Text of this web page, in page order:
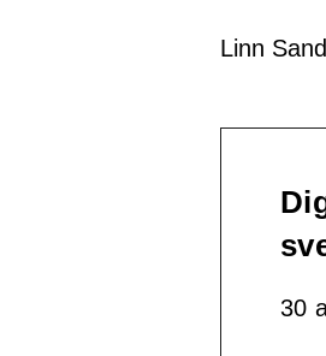
Linn
30